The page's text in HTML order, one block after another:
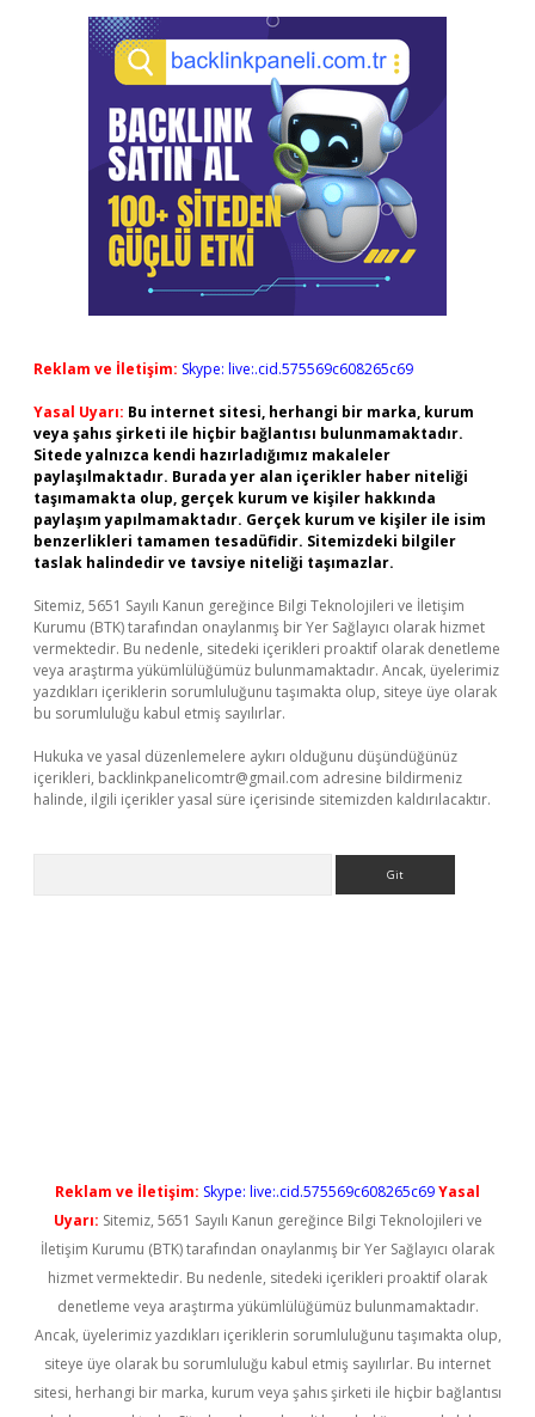
Reklam ve İletişim: Skype: live:.cid.575569c608265c69
Yasal Uyarı: Bu internet sitesi, herhangi bir marka, kurum
veya şahıs şirketi ile hiçbir bağlantısı bulunmamaktadır.
Sitede yalnızca kendi hazırladığımız makaleler
paylaşılmaktadır. Burada yer alan içerikler haber niteliği
taşımamakta olup, gerçek kurum ve kişiler hakkında
paylaşım yapılmamaktadır. Gerçek kurum ve kişiler ile isim
benzerlikleri tamamen tesadüfidir. Sitemizdeki bilgiler
taslak halindedir ve tavsiye niteliği taşımazlar.
Sitemiz, 5651 Sayılı Kanun gereğince Bilgi Teknolojileri ve İletişim
Kurumu (BTK) tarafından onaylanmış bir Yer Sağlayıcı olarak hizmet
vermektedir. Bu nedenle, sitedeki içerikleri proaktif olarak denetleme
veya araştırma yükümlülüğümüz bulunmamaktadır. Ancak, üyelerimiz
yazdıkları içeriklerin sorumluluğunu taşımakta olup, siteye üye olarak
bu sorumluluğu kabul etmiş sayılırlar.
Hukuka ve yasal düzenlemelere aykırı olduğunu düşündüğünüz
içerikleri, backlinkpanelicomtr@gmail.com adresine bildirmeniz
halinde, ilgili içerikler yasal süre içerisinde sitemizden kaldırılacaktır.
Reklam ve İletişim: Skype: live:.cid.575569c608265c69Yasal
Uyarı: Sitemiz, 5651 Sayılı Kanun gereğince Bilgi Teknolojileri ve
İletişim Kurumu (BTK) tarafından onaylanmış bir Yer Sağlayıcı olarak
hizmet vermektedir. Bu nedenle, sitedeki içerikleri proaktif olarak
denetleme veya araştırma yükümlülüğümüz bulunmamaktadır.
Ancak, üyelerimiz yazdıkları içeriklerin sorumluluğunu taşımakta olup,
siteye üye olarak bu sorumluluğu kabul etmiş sayılırlar. Bu internet
sitesi, herhangi bir marka, kurum veya şahıs şirketi ile hiçbir bağlantısı